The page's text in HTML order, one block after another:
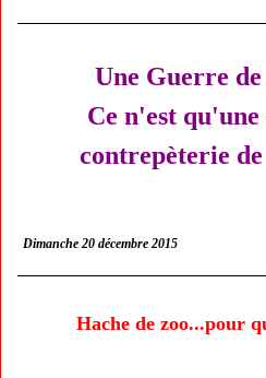
Une Guerre
Ce n'est
contrepèterie
Dimanche 20 décembre 2015
Hache de zoo...pour